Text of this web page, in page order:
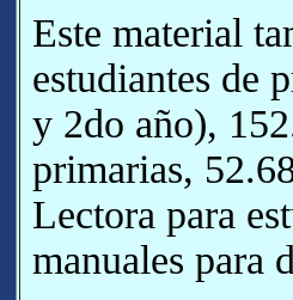
Este material
estudiantes de
y 2do año),
primarias,
Lectora para
manuales para